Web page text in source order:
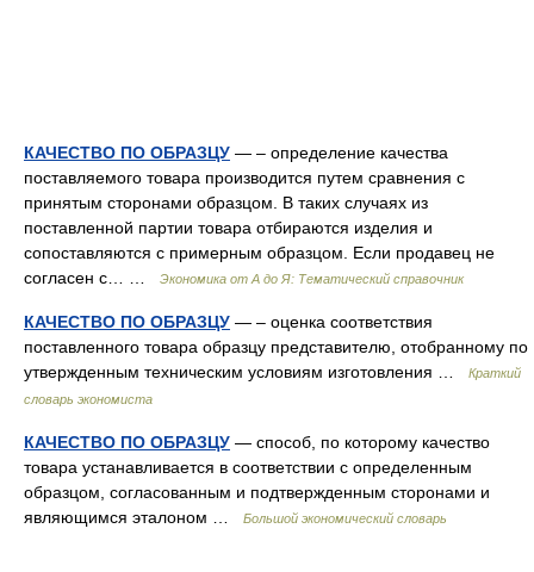
КАЧЕСТВО ПО ОБРАЗЦУ — – определение качества
поставляемого товара производится путем сравнения с
принятым сторонами образцом. В таких случаях из
поставленной партии товара отбираются изделия и
сопоставляются с примерным образцом. Если продавец не
согласен с… …
Экономика от А до Я: Тематический справочник
КАЧЕСТВО ПО ОБРАЗЦУ — – оценка соответствия
поставленного товара образцу представителю, отобранному по
утвержденным техническим условиям изготовления …
Краткий
словарь экономиста
КАЧЕСТВО ПО ОБРАЗЦУ — способ, по которому качество
товара устанавливается в соответствии с определенным
образцом, согласованным и подтвержденным сторонами и
являющимся эталоном …
Большой экономический словарь